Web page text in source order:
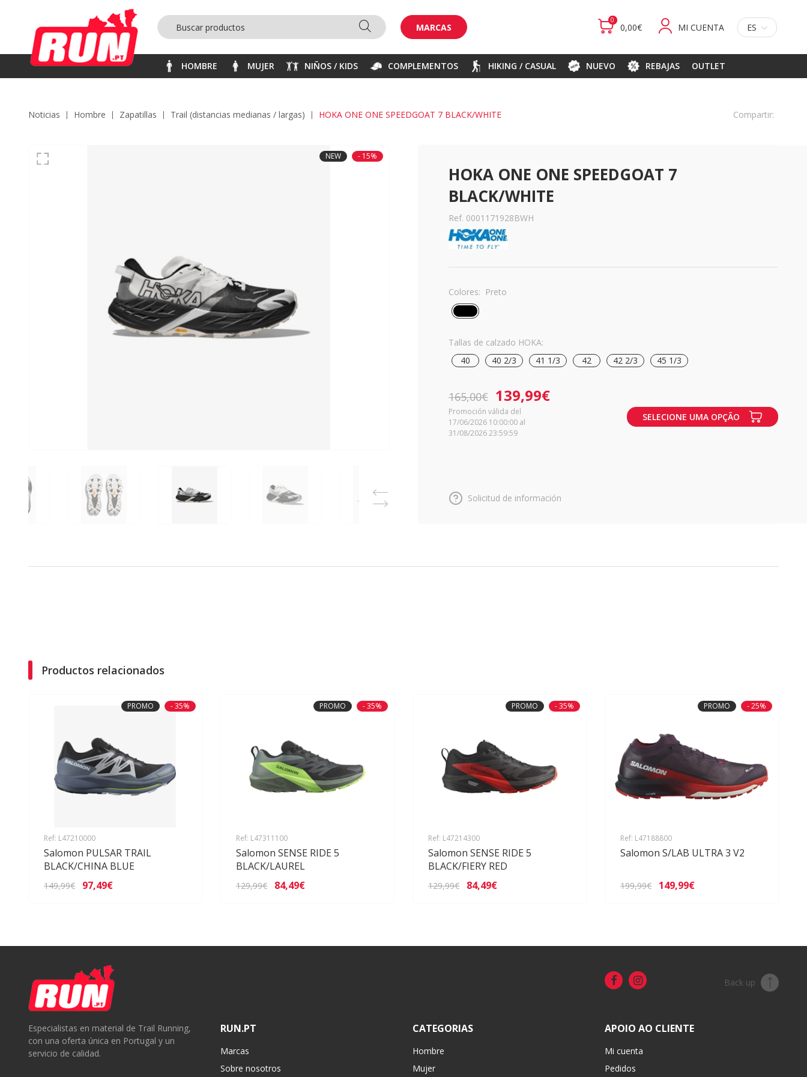
MARCAS
0
0,00€ MI CUENTA ES
HOMBRE MUJER NIÑOS / KIDS COMPLEMENTOS HIKING / CASUAL NUEVO REBAJAS OUTLET
Noticias hombre zapatillas trail (distancias medianas / largas) HOKA ONE ONE SPEEDGOAT 7 BLACK/WHITE Compartir:
NEW - 15%
HOKA ONE ONE SPEEDGOAT 7
BLACK/WHITE
Ref. 0001171928BWH
Colores: Preto
Tallas de calzado HOKA:
40
40 2/3 41 1/3 42 42 2/3 45 1/3
165,00€ 139,99€
Promoción válida del
17/06/2026 10:00:00 al
31/08/2026 23:59:59
SELECIONE UMA OPÇÃO
Solicitud de información
Productos relacionados
PROMO - 35%
Ref: L47210000
Salomon PULSAR TRAIL
BLACK/CHINA BLUE
149,99€ 97,49€
PROMO - 35%
Ref: L47311100
Salomon SENSE RIDE 5
BLACK/LAUREL
129,99€ 84,49€
PROMO - 35%
Ref: L47214300
Salomon SENSE RIDE 5
BLACK/FIERY RED
129,99€ 84,49€
PROMO - 25%
Ref: L47188800
Salomon S/LAB ULTRA 3 V2
199,99€ 149,99€
Back up
Especialistas en material de Trail Running,
con una oferta única en Portugal y un
servicio de calidad.
RUN.PT
Marcas
Sobre nosotros
CATEGORIAS
Hombre
Mujer
APOIO AO CLIENTE
Mi cuenta
Pedidos